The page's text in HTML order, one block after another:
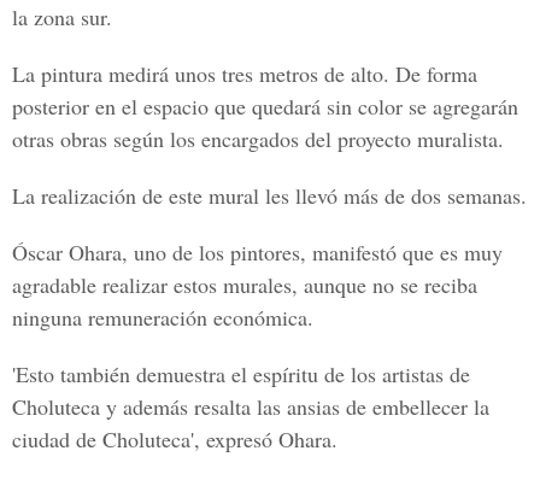
la zona sur.
La pintura medirá unos tres metros de alto. De forma
posterior en el espacio que quedará sin color se agregarán
otras obras según los encargados del proyecto muralista.
La realización de este mural les llevó más de dos semanas.
Óscar Ohara, uno de los pintores, manifestó que es muy
agradable realizar estos murales, aunque no se reciba
ninguna remuneración económica.
'Esto también demuestra el espíritu de los artistas de
Choluteca y además resalta las ansias de embellecer la
ciudad de Choluteca', expresó Ohara.